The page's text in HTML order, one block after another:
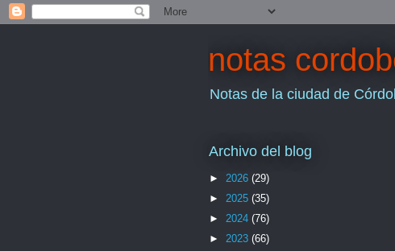
notas
Notas de la ciudad de
Archivo del blog
► 2026 (29)
► 2025 (35)
► 2024 (76)
► 2023 (66)